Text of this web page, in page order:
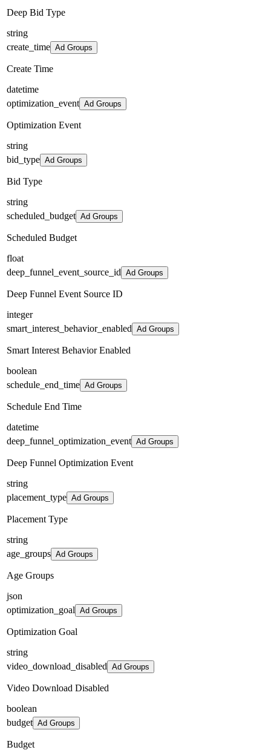
Deep Bid Type
string
create_time Ad Groups
Create Time
datetime
optimization_event Ad Groups
Optimization Event
string
bid_type Ad Groups
Bid Type
string
scheduled_budget Ad Groups
Scheduled Budget
float
deep_funnel_event_source_id Ad Groups
Deep Funnel Event Source ID
integer
smart_interest_behavior_enabled Ad Groups
Smart Interest Behavior Enabled
boolean
schedule_end_time Ad Groups
Schedule End Time
datetime
deep_funnel_optimization_event Ad Groups
Deep Funnel Optimization Event
string
placement_type Ad Groups
Placement Type
string
age_groups Ad Groups
Age Groups
json
optimization_goal Ad Groups
Optimization Goal
string
video_download_disabled Ad Groups
Video Download Disabled
boolean
budget Ad Groups
Budget